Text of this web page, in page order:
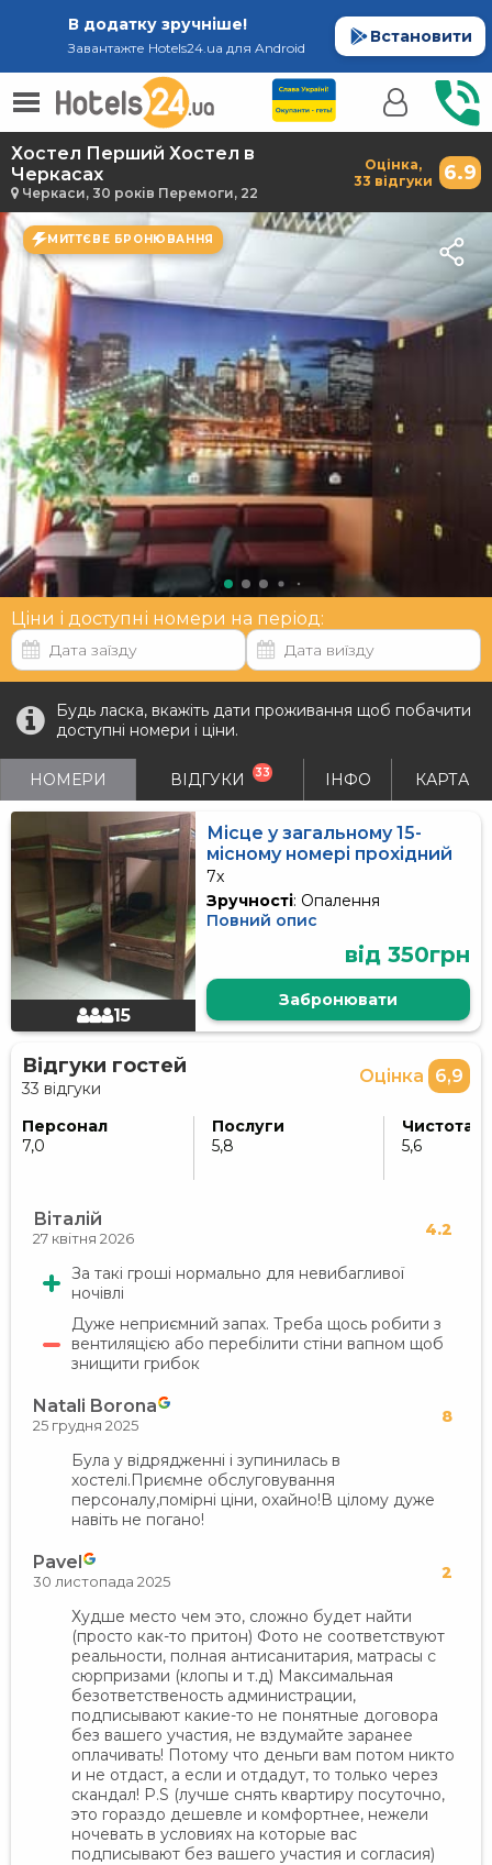
В додатку зручніше!
Завантажте Hotels24.ua для Android
Встановити
Хостел Перший Хостел в
Черкасах
Черкаси, 30 років Перемоги, 22
Оцінка, 6.9
33 відгуки
МИТТЄВЕ БРОНЮВАННЯ
Ціни і доступні номери на період:
Будь ласка, вкажіть дати проживання щоб побачити
доступні номери і ціни.
НОМЕРИ ВІДГУКИ 33 ІНФО КАРТА
15
Місце у загальному 15-
місному номері прохідний
7x
Зручності: Опалення
Повний опис
від 350грн
Забронювати
Відгуки гостей
33 відгуки
Оцінка 6,9
Персонал
7,0
Послуги
5,8
Чистота
5,6
Віталій 4.2
27 квітня 2026
За такі гроші нормально для невибагливої
ночівлі
Дуже неприємний запах. Треба щось робити з
вентиляцією або перебілити стіни вапном щоб
знищити грибок
Natali Borona 8
25 грудня 2025
Була у відрядженні і зупинилась в
хостелі.Приємне обслуговування
персоналу,помірні ціни, охайно!В цілому дуже
навіть не погано!
Pavel 2
30 листопада 2025
Худше место чем это, сложно будет найти
(просто как-то притон) Фото не соответствуют
реальности, полная антисанитария, матрасы с
сюрпризами (клопы и т.д) Максимальная
безответственость администрации,
подписывают какие-то не понятные договора
без вашего участия, не вздумайте заранее
оплачивать! Потому что деньги вам потом никто
и не отдаст, а если и отдадут, то только через
скандал! P.S (лучше снять квартиру посуточно,
это гораздо дешевле и комфортнее, нежели
ночевать в условиях на которые вас
подписывают без вашего участия и согласия)